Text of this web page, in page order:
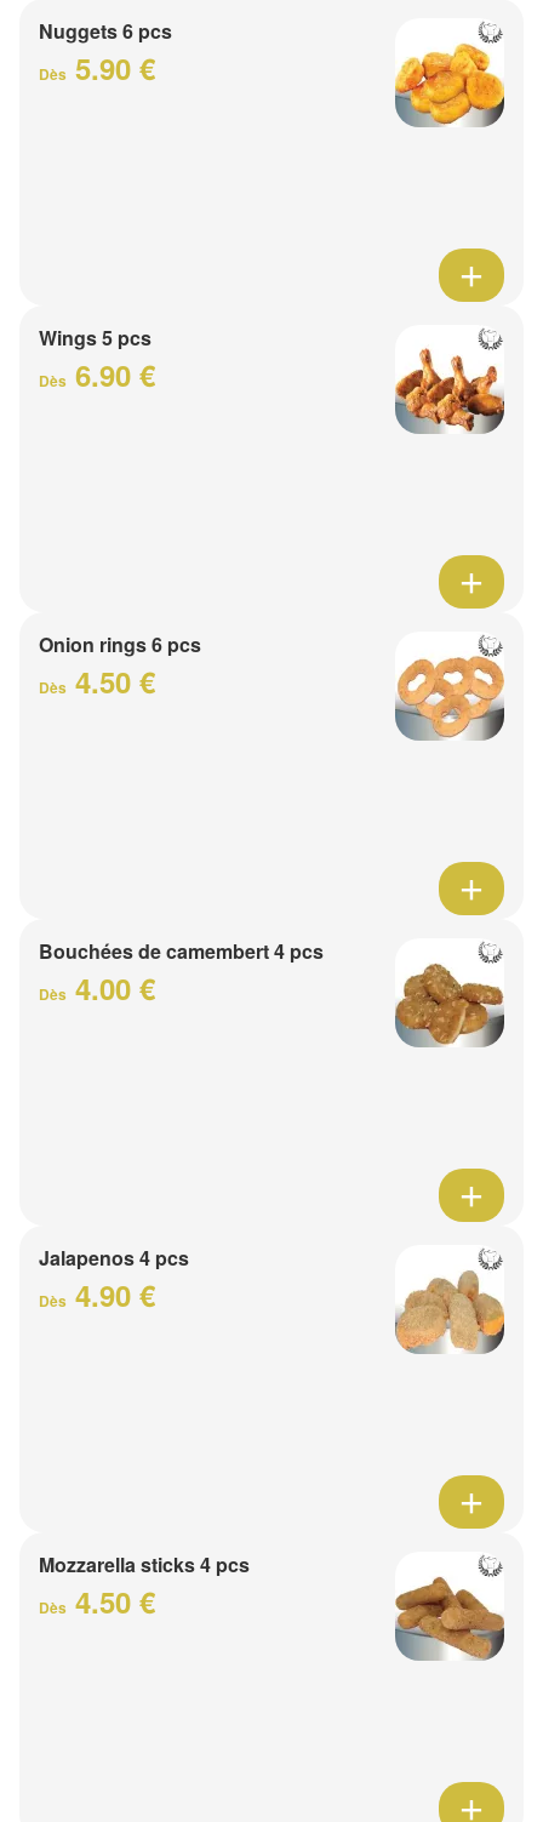
Nuggets 6 pcs
Dès 5.90 €
Wings 5 pcs
Dès 6.90 €
Onion rings 6 pcs
Dès 4.50 €
Bouchées de camembert 4 pcs
Dès 4.00 €
Jalapenos 4 pcs
Dès 4.90 €
Mozzarella sticks 4 pcs
Dès 4.50 €